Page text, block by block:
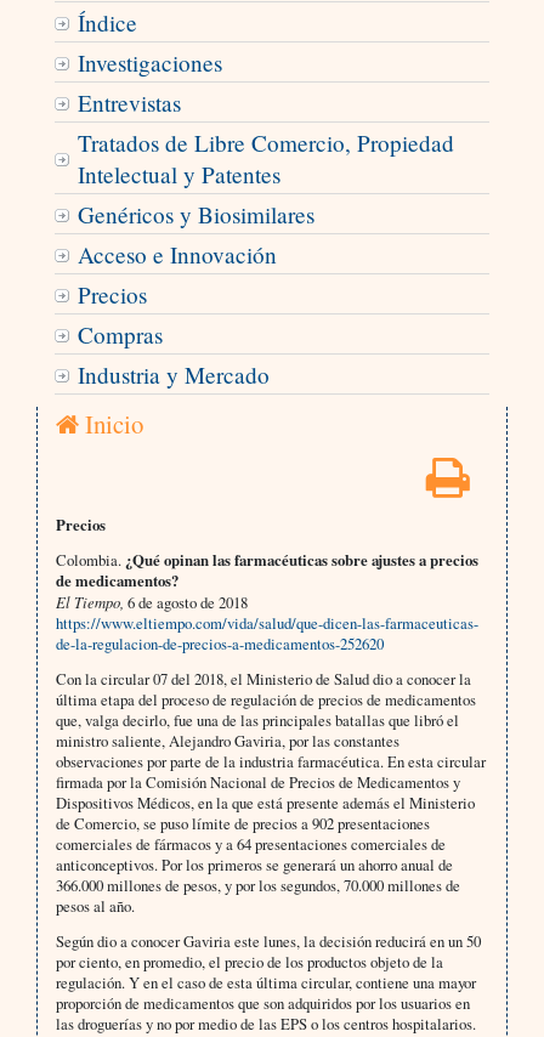
Índice
Investigaciones
Entrevistas
Tratados de Libre Comercio, Propiedad
Intelectual y Patentes
Genéricos y Biosimilares
Acceso e Innovación
Precios
Compras
Industria y Mercado
Inicio
Precios
Colombia.¿Qué opinan las farmacéuticas sobre ajustes a precios
de medicamentos?
El Tiempo, 6 de agosto de 2018
https://www.eltiempo.com/vida/salud/que-dicen-las-farmaceuticas-
de-la-regulacion-de-precios-a-medicamentos-252620
Con la circular 07 del 2018, el Ministerio de Salud dio a conocer la
última etapa del proceso de regulación de precios de medicamentos
que, valga decirlo, fue una de las principales batallas que libró el
ministro saliente, Alejandro Gaviria, por las constantes
observaciones por parte de la industria farmacéutica. En esta circular
firmada por la Comisión Nacional de Precios de Medicamentos y
Dispositivos Médicos, en la que está presente además el Ministerio
de Comercio, se puso límite de precios a 902 presentaciones
comerciales de fármacos y a 64 presentaciones comerciales de
anticonceptivos. Por los primeros se generará un ahorro anual de
366.000 millones de pesos, y por los segundos, 70.000 millones de
pesos al año.
Según dio a conocer Gaviria este lunes, la decisión reducirá en un 50
por ciento, en promedio, el precio de los productos objeto de la
regulación. Y en el caso de esta última circular, contiene una mayor
proporción de medicamentos que son adquiridos por los usuarios en
las droguerías y no por medio de las EPS o los centros hospitalarios.